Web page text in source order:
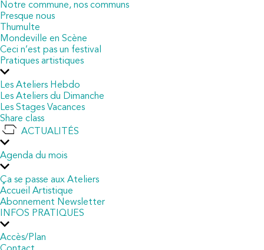
Notre commune, nos communs
Presque nous
Thumulte
Mondeville en Scène
Ceci n’est pas un festival
Pratiques artistiques
Les Ateliers Hebdo
Les Ateliers du Dimanche
Les Stages Vacances
Share class
ACTUALITÉS
Agenda du mois
Ça se passe aux Ateliers
Accueil Artistique
Abonnement Newsletter
INFOS PRATIQUES
Accès/Plan